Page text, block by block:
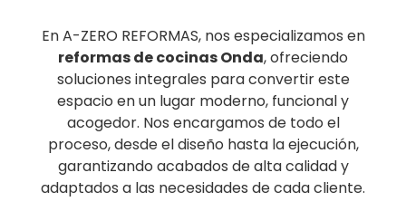
En A-ZERO REFORMAS, nos especializamos en
reformas de cocinasOnda, ofreciendo
soluciones integrales para convertir este
espacio en un lugar moderno, funcional y
acogedor. Nos encargamos de todo el
proceso, desde el diseño hasta la ejecución,
garantizando acabados de alta calidad y
adaptados a las necesidades de cada cliente.